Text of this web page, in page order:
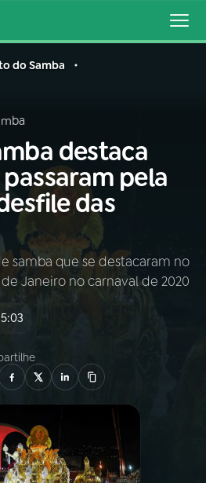
Buscar
AO VIVO
do Samba
destaca
pela
das
samba que se destacaram no
Janeiro no carnaval de 2020